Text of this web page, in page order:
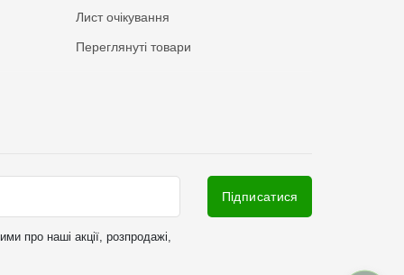
Лист очікування
Переглянуті товари
про наші акції, розпродажі,
Підписатися